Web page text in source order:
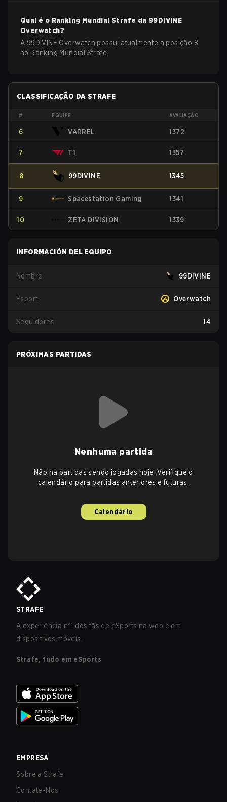
Qual é o Ranking Mundial Strafe da 99DIVINE
Overwatch?
A 99DIVINE Overwatch possui atualmente a posição 8
no Ranking Mundial Strafe.
CLASSIFICAÇÃO DA STRAFE
# EQUIPE AVALIAÇÃO
6 VARREL 1372
7 T1 1357
8 99DIVINE 1345
9 Spacestation Gaming 1341
10 ZETA DIVISION 1339
INFORMACIÓN DEL EQUIPO
Nombre 99DIVINE
Esport Overwatch
Seguidores 14
PRÓXIMAS PARTIDAS
Nenhuma partida
Não há partidas sendo jogadas hoje. Verifique o
calendário para partidas anteriores e futuras.
Calendário
STRAFE
A experiência nº1 dos fãs de eSports na web e em
dispositivos móveis.
Strafe, tudo em eSports
EMPRESA
Sobre a Strafe
Contate-Nos